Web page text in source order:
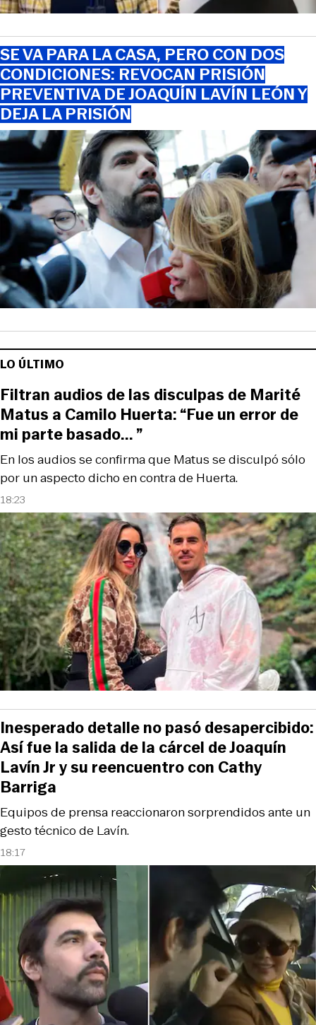
SE VA PARA LA CASA, PERO CON DOS
CONDICIONES: REVOCAN PRISIÓN
PREVENTIVA DE JOAQUÍN LAVÍN LEÓN Y
DEJA LA PRISIÓN
LO ÚLTIMO
18:23
En los audios se confirma que Matus se disculpó sólo
por un aspecto dicho en contra de Huerta.
Filtran audios de las disculpas de Marité
Matus a Camilo Huerta: “Fue un error de
mi parte basado... ”
18:17
Equipos de prensa reaccionaron sorprendidos ante un
gesto técnico de Lavín.
Inesperado detalle no pasó desapercibido:
Así fue la salida de la cárcel de Joaquín
Lavín Jr y su reencuentro con Cathy
Barriga